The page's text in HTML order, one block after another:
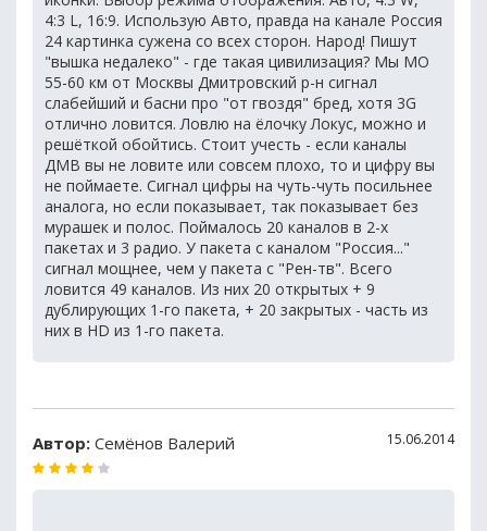
4:3 L, 16:9. Использую Авто, правда на канале Россия
24 картинка сужена со всех сторон. Народ! Пишут
"вышка недалеко" - где такая цивилизация? Мы МО
55-60 км от Москвы Дмитровский р-н сигнал
слабейший и басни про "от гвоздя" бред, хотя 3G
отлично ловится. Ловлю на ёлочку Локус, можно и
решёткой обойтись. Стоит учесть - если каналы
ДМВ вы не ловите или совсем плохо, то и цифру вы
не поймаете. Сигнал цифры на чуть-чуть посильнее
аналога, но если показывает, так показывает без
мурашек и полос. Поймалось 20 каналов в 2-х
пакетах и 3 радио. У пакета с каналом "Россия..."
сигнал мощнее, чем у пакета с "Рен-тв". Всего
ловится 49 каналов. Из них 20 открытых + 9
дублирующих 1-го пакета, + 20 закрытых - часть из
них в HD из 1-го пакета.
Автор: Семёнов Валерий 15.06.2014